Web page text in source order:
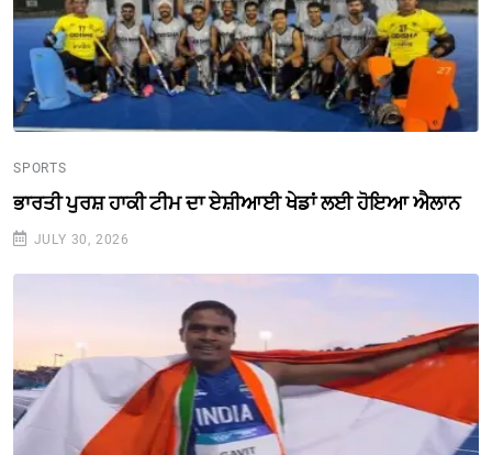
SPORTS
ਭਾਰਤੀ ਪੁਰਸ਼ ਹਾਕੀ ਟੀਮ ਦਾ ਏਸ਼ੀਆਈ ਖੇਡਾਂ ਲਈ ਹੋਇਆ ਐਲਾਨ
JULY 30, 2026